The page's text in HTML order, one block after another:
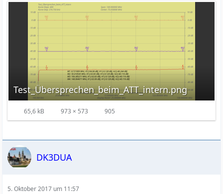
Test_Übersprechen_beim_ATT_intern.png
65,6 kB 973 × 573 905
DK3DUA
5. Oktober 2017 um 11:57